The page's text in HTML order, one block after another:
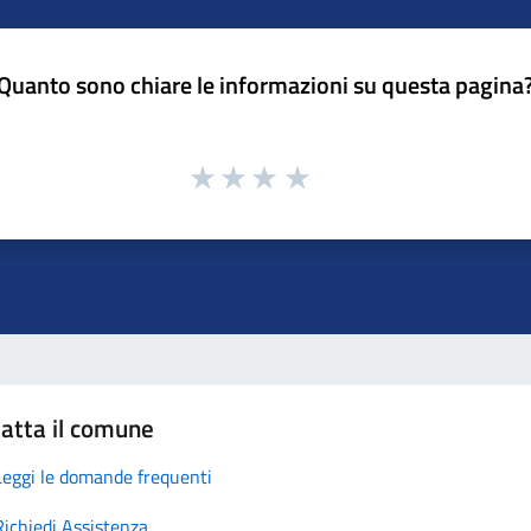
sono chiare le informazioni su questa
il comune
le domande frequenti